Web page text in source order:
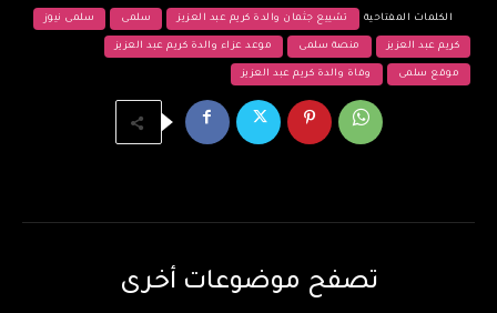
الكلمات المفتاحية تشييع جثمان والدة كريم عبد العزيز سلمى سلمى نيوز
كريم عبد العزيز منصة سلمى موعد عزاء والدة كريم عبد العزيز
موقع سلمى وفاة والدة كريم عبد العزيز
تصفح موضوعات أخرى